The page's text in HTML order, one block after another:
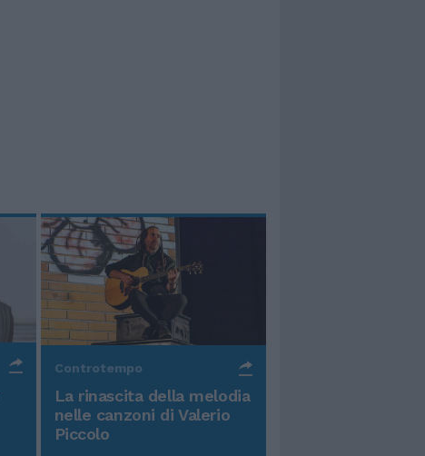
Controtempo
La rinascita della melodia
nelle canzoni di Valerio
Piccolo